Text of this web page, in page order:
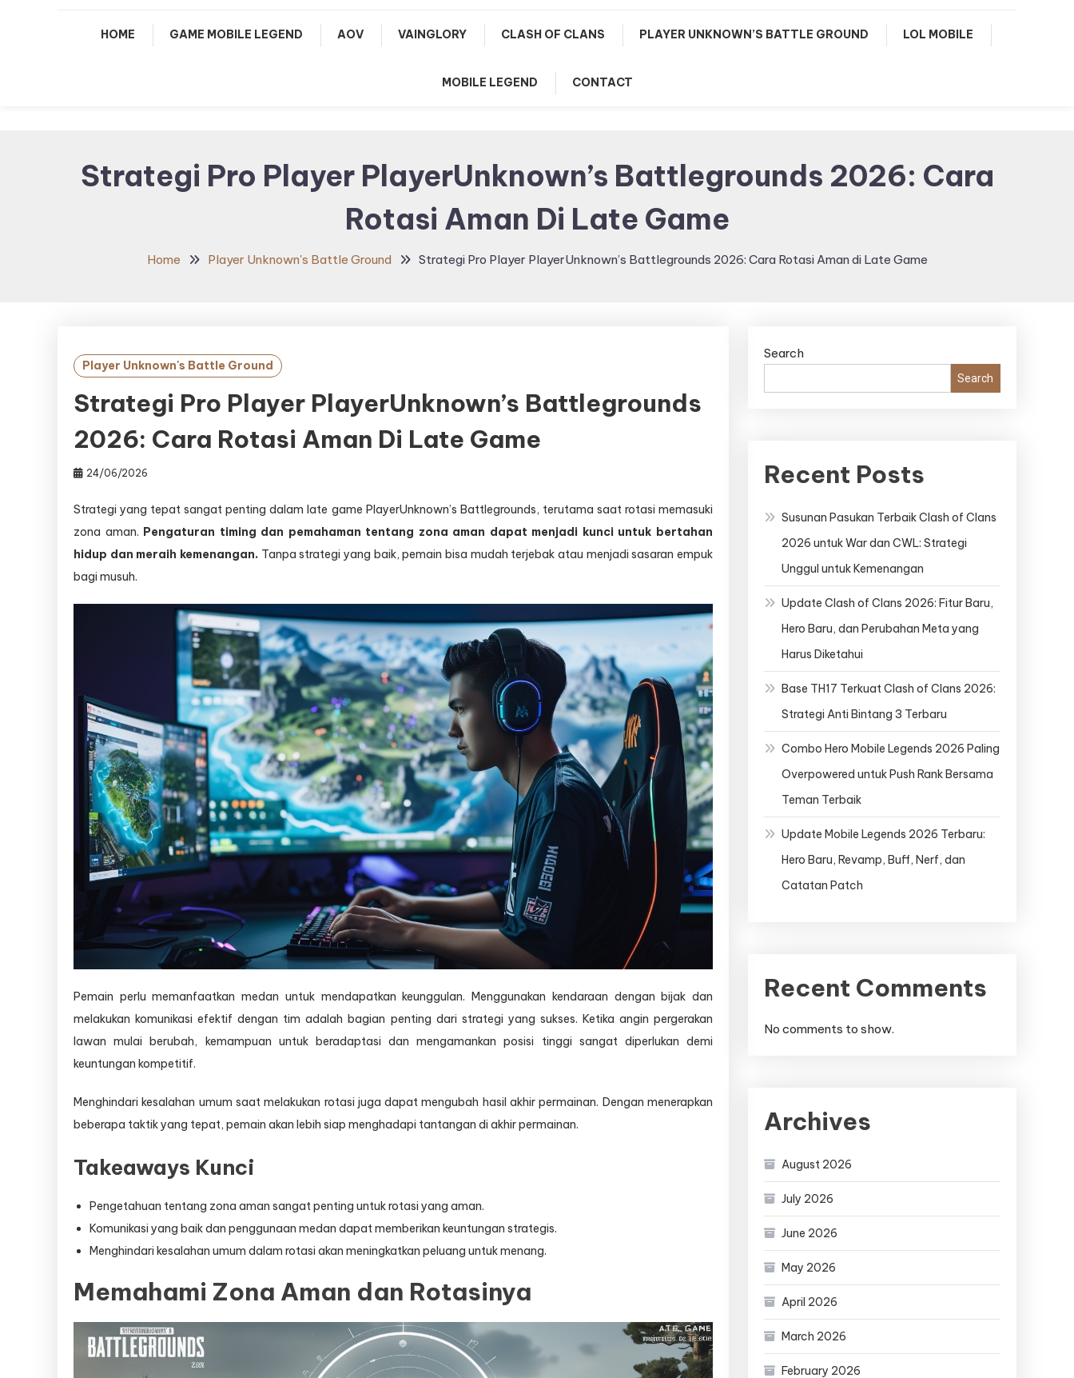
HOME GAME MOBILE LEGEND AOV VAINGLORY CLASH OF CLANS PLAYER UNKNOWN’S BATTLE GROUND LOL MOBILE
MOBILE LEGEND CONTACT
Strategi Pro Player PlayerUnknown’s Battlegrounds 2026: Cara
Rotasi Aman Di Late Game
Home Player Unknown's Battle Ground Strategi Pro Player PlayerUnknown’s Battlegrounds 2026: Cara Rotasi Aman di Late Game
Player Unknown's Battle Ground
Strategi Pro Player PlayerUnknown’s Battlegrounds
2026: Cara Rotasi Aman Di Late Game
24/06/2026
Strategi yang tepat sangat penting dalam late game PlayerUnknown’s Battlegrounds, terutama saat rotasi memasuki
zona aman. Pengaturan timing dan pemahaman tentang zona aman dapat menjadi kunci untuk bertahan
hidup dan meraih kemenangan. Tanpa strategi yang baik, pemain bisa mudah terjebak atau menjadi sasaran empuk
bagi musuh.
Pemain perlu memanfaatkan medan untuk mendapatkan keunggulan. Menggunakan kendaraan dengan bijak dan
melakukan komunikasi efektif dengan tim adalah bagian penting dari strategi yang sukses. Ketika angin pergerakan
lawan mulai berubah, kemampuan untuk beradaptasi dan mengamankan posisi tinggi sangat diperlukan demi
keuntungan kompetitif.
Menghindari kesalahan umum saat melakukan rotasi juga dapat mengubah hasil akhir permainan. Dengan menerapkan
beberapa taktik yang tepat, pemain akan lebih siap menghadapi tantangan di akhir permainan.
Takeaways Kunci
Pengetahuan tentang zona aman sangat penting untuk rotasi yang aman.
Komunikasi yang baik dan penggunaan medan dapat memberikan keuntungan strategis.
Menghindari kesalahan umum dalam rotasi akan meningkatkan peluang untuk menang.
Memahami Zona Aman dan Rotasinya
Search
Search
Recent Posts
Susunan Pasukan Terbaik Clash of Clans
2026 untuk War dan CWL: Strategi
Unggul untuk Kemenangan
Update Clash of Clans 2026: Fitur Baru,
Hero Baru, dan Perubahan Meta yang
Harus Diketahui
Base TH17 Terkuat Clash of Clans 2026:
Strategi Anti Bintang 3 Terbaru
Combo Hero Mobile Legends 2026 Paling
Overpowered untuk Push Rank Bersama
Teman Terbaik
Update Mobile Legends 2026 Terbaru:
Hero Baru, Revamp, Buff, Nerf, dan
Catatan Patch
Recent Comments
No comments to show.
Archives
August 2026
July 2026
June 2026
May 2026
April 2026
March 2026
February 2026